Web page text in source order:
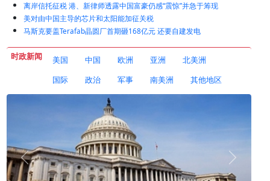
离岸信托征税 港、新律师透露中国富豪仍感“震惊”并急于筹现
美对由中国主导的芯片和太阳能加征关税
马斯克要盖Terafab晶圆厂首期砸168亿元 还要自建发电
时政新闻 美国 中国 欧洲 亚洲
北美洲
国际
政治 军事 南美洲 其他地区